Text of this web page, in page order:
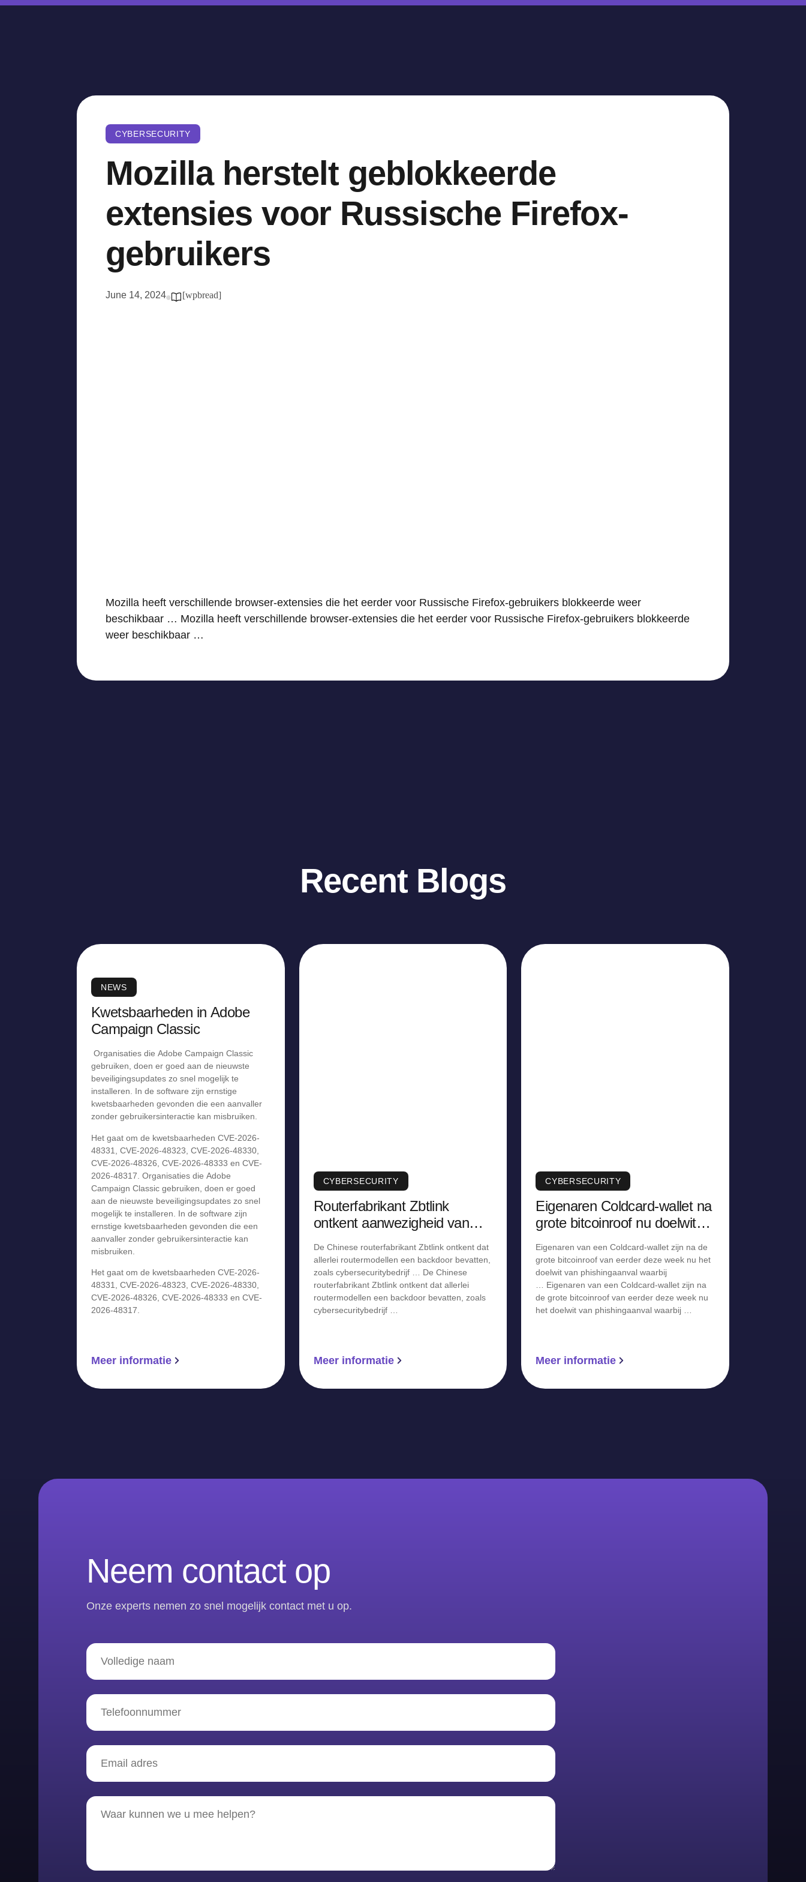
CYBERSECURITY
Mozilla herstelt geblokkeerde
extensies voor Russische Firefox-
gebruikers
June 14, 2024 [wpbread]
Mozilla heeft verschillende browser-extensies die het eerder voor Russische Firefox-gebruikers blokkeerde weer
beschikbaar … Mozilla heeft verschillende browser-extensies die het eerder voor Russische Firefox-gebruikers blokkeerde
weer beschikbaar …
Recent Blogs
NEWS
Kwetsbaarheden in Adobe
Campaign Classic
Organisaties die Adobe Campaign Classic
gebruiken, doen er goed aan de nieuwste
beveiligingsupdates zo snel mogelijk te
installeren. In de software zijn ernstige
kwetsbaarheden gevonden die een aanvaller
zonder gebruikersinteractie kan misbruiken.
Het gaat om de kwetsbaarheden CVE-2026-
48331, CVE-2026-48323, CVE-2026-48330,
CVE-2026-48326, CVE-2026-48333 en CVE-
2026-48317. Organisaties die Adobe
Campaign Classic gebruiken, doen er goed
aan de nieuwste beveiligingsupdates zo snel
mogelijk te installeren. In de software zijn
ernstige kwetsbaarheden gevonden die een
aanvaller zonder gebruikersinteractie kan
misbruiken.
Het gaat om de kwetsbaarheden CVE-2026-
48331, CVE-2026-48323, CVE-2026-48330,
CVE-2026-48326, CVE-2026-48333 en CVE-
2026-48317.
Meer informatie
CYBERSECURITY
Routerfabrikant Zbtlink
ontkent aanwezigheid van
De Chinese routerfabrikant Zbtlink ontkent dat
allerlei routermodellen een backdoor bevatten,
zoals cybersecuritybedrijf … De Chinese
routerfabrikant Zbtlink ontkent dat allerlei
routermodellen een backdoor bevatten, zoals
cybersecuritybedrijf …
Meer informatie
CYBERSECURITY
Eigenaren Coldcard-wallet na
grote bitcoinroof nu doelwit
Eigenaren van een Coldcard-wallet zijn na de
grote bitcoinroof van eerder deze week nu het
doelwit van phishingaanval waarbij
… Eigenaren van een Coldcard-wallet zijn na
de grote bitcoinroof van eerder deze week nu
het doelwit van phishingaanval waarbij …
Meer informatie
Neem contact op
Onze experts nemen zo snel mogelijk contact met u op.